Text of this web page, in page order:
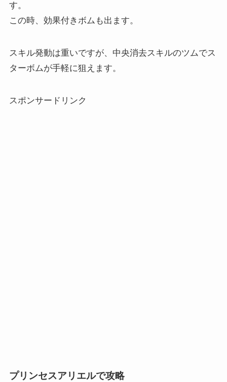
す。
この時、効果付きボムも出ます。
スキル発動は重いですが、中央消去スキルのツムでス
ターボムが手軽に狙えます。
スポンサードリンク
プリンセスアリエルで攻略